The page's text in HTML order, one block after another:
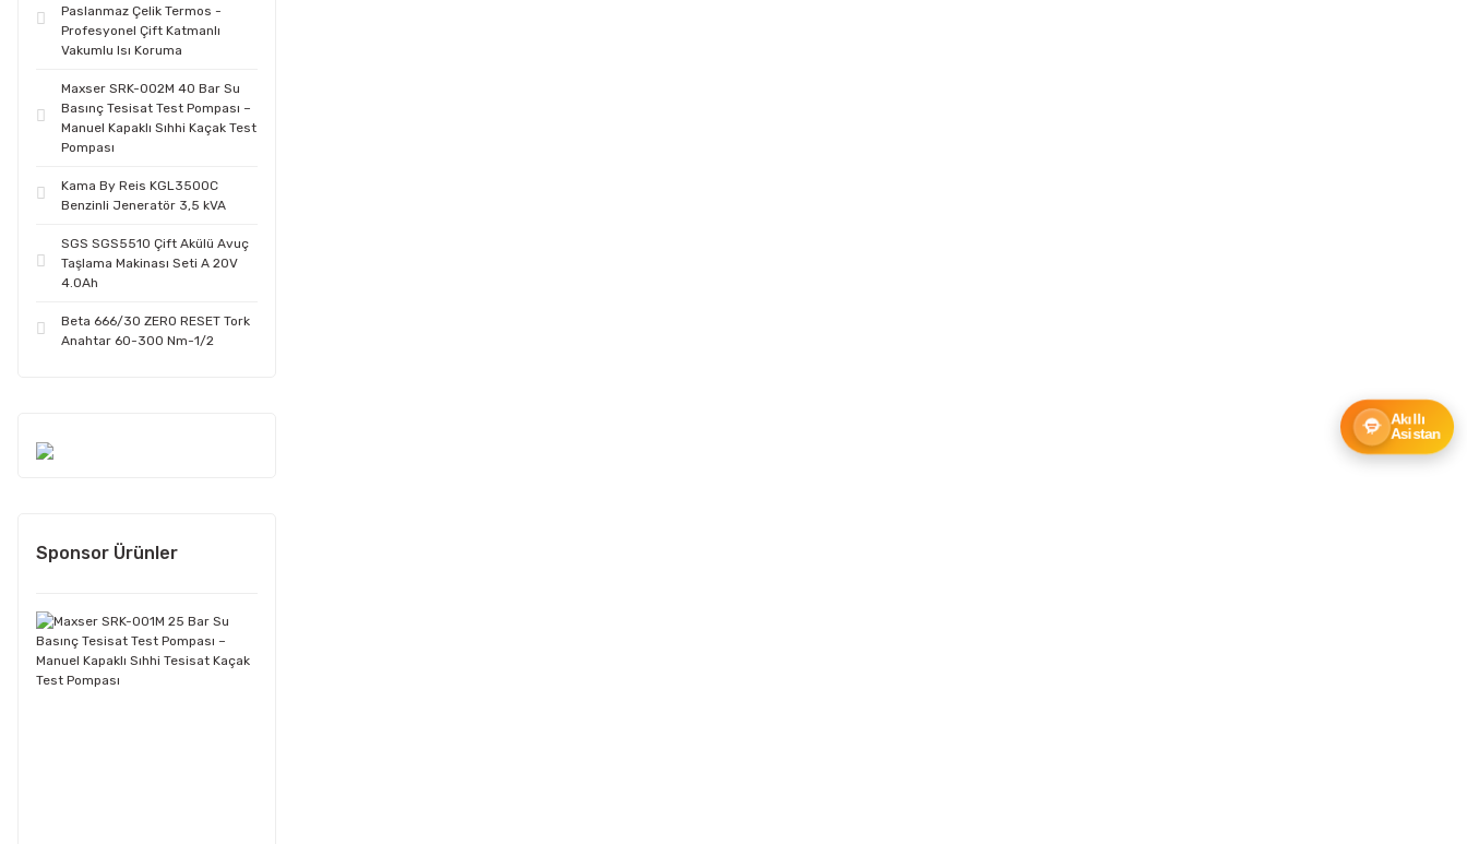
Paslanmaz Çelik Termos -
Profesyonel Çift Katmanlı
Vakumlu Isı Koruma
Maxser SRK-002M 40 Bar Su
Basınç Tesisat Test Pompası –
Manuel Kapaklı Sıhhi Kaçak Test
Pompası
Kama By Reis KGL3500C
Benzinli Jeneratör 3,5 kVA
SGS SGS5510 Çift Akülü Avuç
Taşlama Makinası Seti A 20V
4.0Ah
Beta 666/30 ZERO RESET Tork
Anahtar 60-300 Nm-1/2
Sponsor Ürünler
Akıllı
Asistan